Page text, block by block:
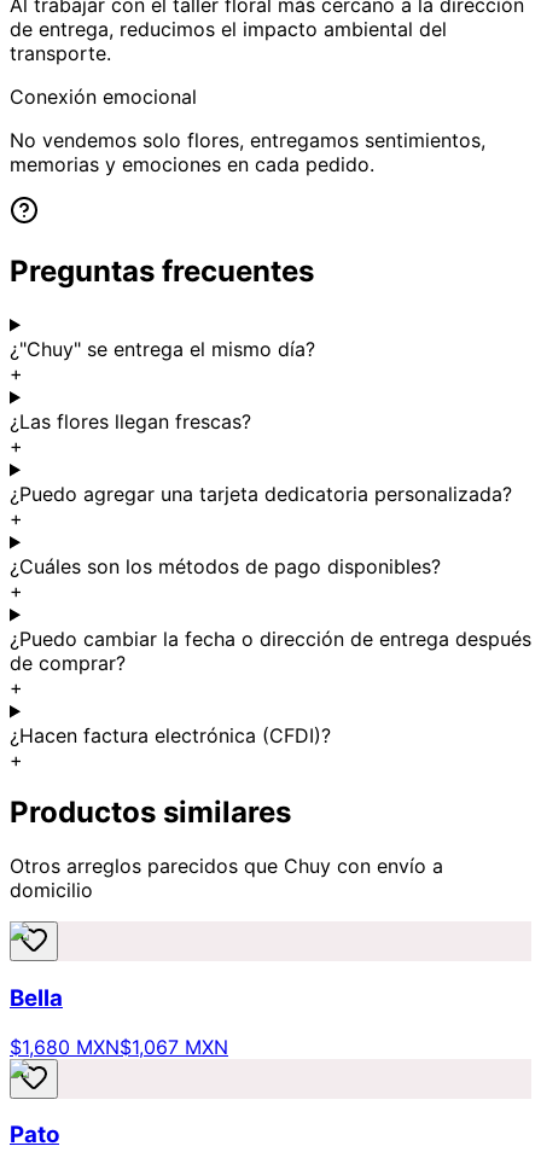
de entrega, reducimos el impacto ambiental del
transporte.
Conexión emocional
No vendemos solo flores, entregamos sentimientos,
memorias y emociones en cada pedido.
Preguntas frecuentes
¿"Chuy" se entrega el mismo día?
+
¿Las flores llegan frescas?
+
¿Puedo agregar una tarjeta dedicatoria personalizada?
+
¿Cuáles son los métodos de pago disponibles?
+
¿Puedo cambiar la fecha o dirección de entrega después
de comprar?
+
¿Hacen factura electrónica (CFDI)?
+
Productos similares
Otros arreglos parecidos que Chuy con envío a
domicilio
Bella
$1,680 MXN$1,067 MXN
Pato